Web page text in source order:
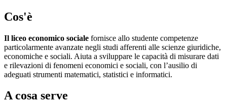
Cos'è
Il liceo economico sociale fornisce allo studente competenze
particolarmente avanzate negli studi afferenti alle scienze giuridiche,
economiche e sociali. Aiuta a sviluppare le capacità di misurare dati
e rilevazioni di fenomeni economici e sociali, con l’ausilio di
adeguati strumenti matematici, statistici e informatici.
A cosa serve